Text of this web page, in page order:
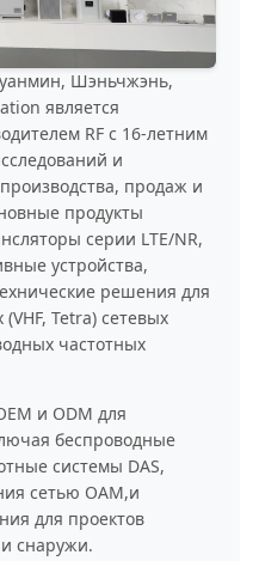
Шэньчжэнь,
является
RF с 16-летним
и
продаж и
продукты
серии LTE/NR,
устройства,
решения для
Tetra) сетевых
частотных
и ODM для
беспроводные
системы DAS,
сетью OAM,и
для проектов
снаружи.